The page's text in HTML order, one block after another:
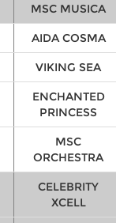
MSC MUSICA
AIDA COSMA
VIKING SEA
ENCHANTED
PRINCESS
MSC
ORCHESTRA
CELEBRITY
XCELL